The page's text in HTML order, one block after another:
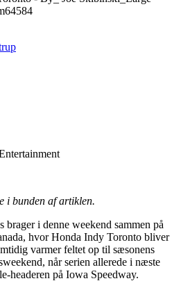
i bunden af artiklen.
i denne weekend sammen på
hvor Honda Indy Toronto bliver
varmer feltet op til sæsonens
når serien allerede i næste
headeren på Iowa Speedway.